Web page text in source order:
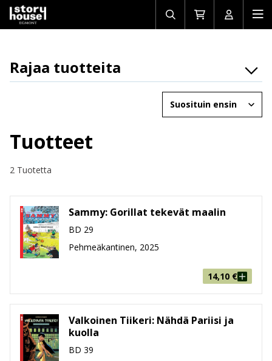
Avaa/sulje
haku
Siirry
ostoskoriin
Avaa/
Rajaa tuotteita
Osasto
Tuotemuoto
Hinta
Järjestä
Tuotteet
2 Tuotetta
Sammy: Gorillat tekevät maalin
BD 29
Pehmeäkantinen, 2025
14,10 €
Valkoinen Tiikeri: Nähdä Pariisi ja
kuolla
BD 39